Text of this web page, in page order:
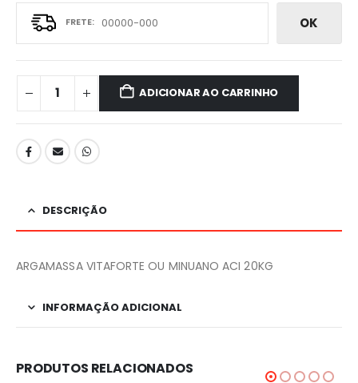
OK
ADICIONAR AO CARRINHO
DESCRIÇÃO
ARGAMASSA VITAFORTE OU MINUANO ACI 20KG
INFORMAÇÃO ADICIONAL
PRODUTOS RELACIONADOS